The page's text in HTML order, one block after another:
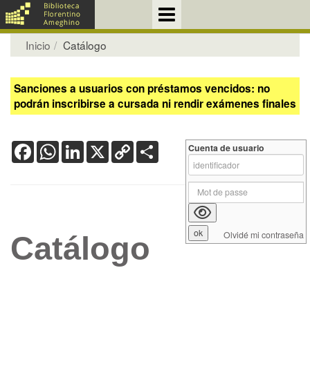
Inicio Catálogo
Sanciones a usuarios con préstamos vencidos: no
podrán inscribirse a cursada ni rendir exámenes finales
FacebookWhatsApp
LinkedIn
X Copy
Link
Catálogo
Cuenta de usuario
Olvidé mi contraseña